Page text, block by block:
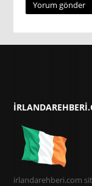
irlandarehberi.com